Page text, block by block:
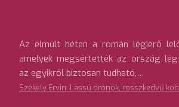
Az elmúlt héten a román légierő
amelyek megsértették az ország
az egyikről biztosan tudható,…
Székely Ervin: Lassú drónok, rosszkedvű